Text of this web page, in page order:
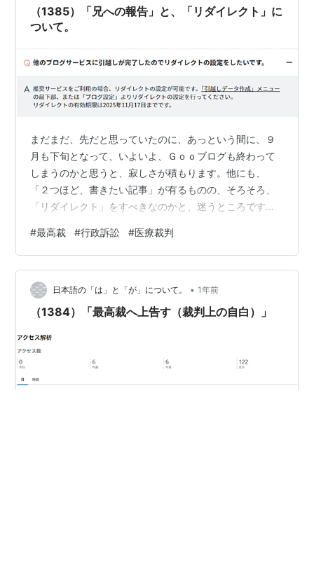
め、「原告と被告（の双方）」が「言っていない事柄」
を、「判決の基礎（理由）」とすることは、…
（1385）「兄への報告」と、「リダイレクト」に
ついて。
まだまだ、先だと思っていたのに、あっという間に、９
月も下旬となって、いよいよ、Ｇｏｏブログも終わって
しまうのかと思うと、寂しさが積もります。他にも、
「２つほど、書きたい記事」が有るものの、そろそろ、
「リダイレクト」をすべきなのかと、迷うところです
レクトは、可能」なようです。しかしながら、「リダイ
レクト」をしてしまうと、「それ以降、Ｇｏｏには、記
事は書けなくなる（？！）」かも知れないので、「今書
いている、この記事」と、「もう１つか、２つくらい、
記事」を書いてからの、「リダイレクト」をすること
Ｋ…
#最高裁 #行政訴訟 #医療裁判
日本語の「は」と「が」について。 • 1年前
（1384）「最高裁へ上告す（裁判上の自白）」